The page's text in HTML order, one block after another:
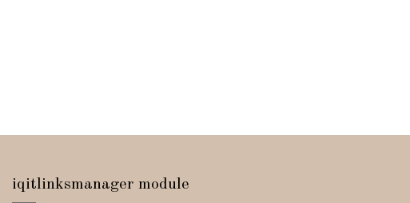
iqitlinksmanager module